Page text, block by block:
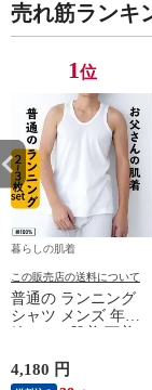
対策 綿 肌に優し
い 汗とり パット
24SS M/L/LL
L6410P-E 涼しい
肌着
売れ筋ランキ
1位
暮らしの肌着
この販売店の送料について
普通の ランニング
シャツ メンズ 年間
ンクトップ ノースリ
ーブ インナー 紳士
4,180 円